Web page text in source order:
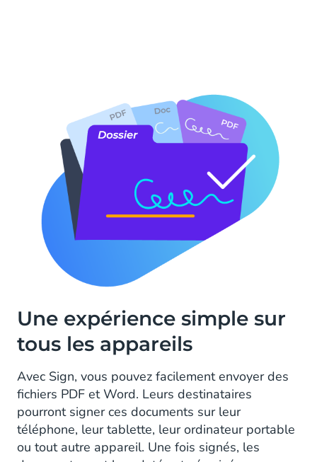
Une expérience simple sur
tous les appareils
Avec Sign, vous pouvez facilement envoyer des
fichiers PDF et Word. Leurs destinataires
pourront signer ces documents sur leur
téléphone, leur tablette, leur ordinateur portable
ou tout autre appareil. Une fois signés, les